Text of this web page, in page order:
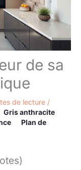
de sa
de lecture /
Gris anthracite
Plan de